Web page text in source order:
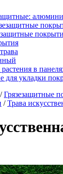
в
для укладки
/Грязезащитные
/Трава